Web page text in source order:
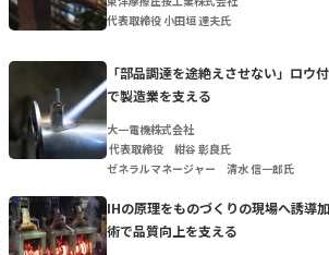
代表取締役 小田垣 達夫氏
「部品調達を途絶えさせない」ロウ
で製造業を支える
大一電機株式会社
代表取締役 紺谷 彰良氏
ゼネラルマネージャー 清水 信一郎氏
IHの原理をものづくりの現場へ誘導
術で品質向上を支える